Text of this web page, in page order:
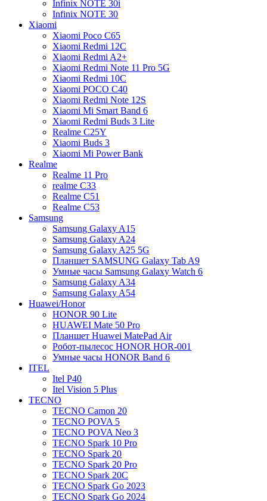
Infinix NOTE 30i
Infinix NOTE 30
Xiaomi
Xiaomi Poco C65
Xiaomi Redmi 12C
Xiaomi Redmi A2+
Xiaomi Redmi Note 11 Pro 5G
Xiaomi Redmi 10C
Xiaomi POCO C40
Xiaomi Redmi Note 12S
Xiaomi Mi Smart Band 6
Xiaomi Redmi Buds 3 Lite
Realme C25Y
Xiaomi Buds 3
Xiaomi Mi Power Bank
Realme
Realme 11 Pro
realme C33
Realme C51
Realme C53
Samsung
Samsung Galaxy A15
Samsung Galaxy A24
Samsung Galaxy A25 5G
Планшет SAMSUNG Galaxy Tab A9
Умные часы Samsung Galaxy Watch 6
Samsung Galaxy A34
Samsung Galaxy A54
Huawei/Honor
HONOR 90 Lite
HUAWEI Mate 50 Pro
Планшет Huawei MatePad Air
Робот-пылесос HONOR HOR-001
Умные часы HONOR Band 6
ITEL
Itel P40
Itel Vision 5 Plus
TECNO
TECNO Camon 20
TECNO POVA 5
TECNO POVA Neo 3
TECNO Spark 10 Pro
TECNO Spark 20
TECNO Spark 20 Pro
TECNO Spark 20C
TECNO Spark Go 2023
TECNO Spark Go 2024